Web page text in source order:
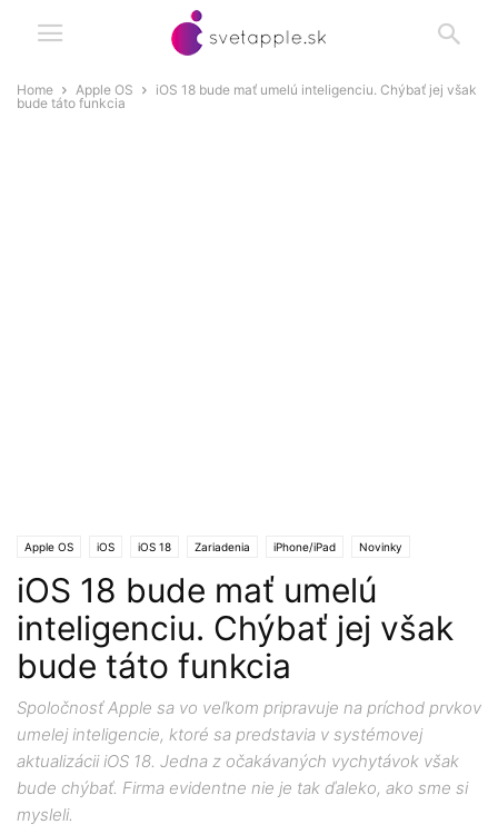
Home Apple OS
iOS 18 bude mať umelú inteligenciu. Chýbať jej však
bude táto funkcia
Apple OS iOS iOS 18 Zariadenia iPhone/iPad Novinky
iOS 18 bude mať umelú
inteligenciu. Chýbať jej však
bude táto funkcia
Spoločnosť Apple sa vo veľkom pripravuje na príchod prvkov
umelej inteligencie, ktoré sa predstavia v systémovej
aktualizácii iOS 18. Jedna z očakávaných vychytávok však
bude chýbať. Firma evidentne nie je tak ďaleko, ako sme si
mysleli.